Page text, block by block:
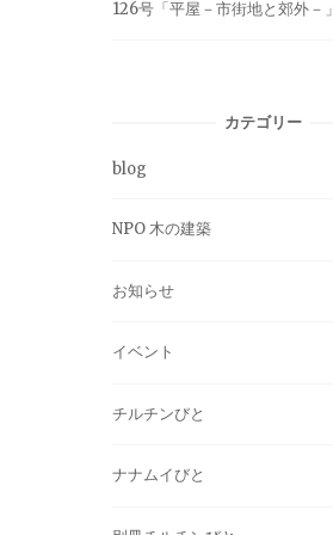
126号「平屋－市街地と郊外－」
カテゴリー
blog
NPO 木の建築
お知らせ
イベント
チルチンびと
ナナムイびと